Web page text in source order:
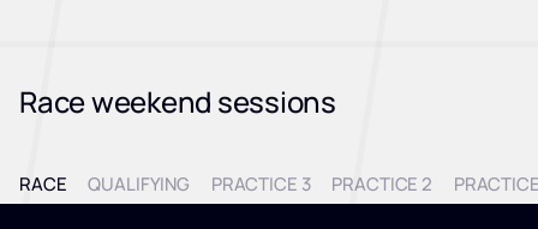
Race weekend sessions
RACE QUALIFYING PRACTICE 3 PRACTICE 2